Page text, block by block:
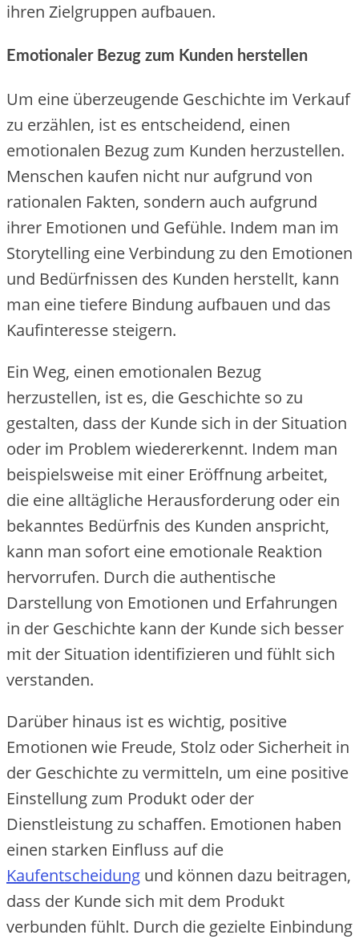
ihren Zielgruppen aufbauen.
Emotionaler Bezug zum Kunden herstellen
Um eine überzeugende Geschichte im Verkauf
zu erzählen, ist es entscheidend, einen
emotionalen Bezug zum Kunden herzustellen.
Menschen kaufen nicht nur aufgrund von
rationalen Fakten, sondern auch aufgrund
ihrer Emotionen und Gefühle. Indem man im
Storytelling eine Verbindung zu den Emotionen
und Bedürfnissen des Kunden herstellt, kann
man eine tiefere Bindung aufbauen und das
Kaufinteresse steigern.
Ein Weg, einen emotionalen Bezug
herzustellen, ist es, die Geschichte so zu
gestalten, dass der Kunde sich in der Situation
oder im Problem wiedererkennt. Indem man
beispielsweise mit einer Eröffnung arbeitet,
die eine alltägliche Herausforderung oder ein
bekanntes Bedürfnis des Kunden anspricht,
kann man sofort eine emotionale Reaktion
hervorrufen. Durch die authentische
Darstellung von Emotionen und Erfahrungen
in der Geschichte kann der Kunde sich besser
mit der Situation identifizieren und fühlt sich
verstanden.
Darüber hinaus ist es wichtig, positive
Emotionen wie Freude, Stolz oder Sicherheit in
der Geschichte zu vermitteln, um eine positive
Einstellung zum Produkt oder der
Dienstleistung zu schaffen. Emotionen haben
einen starken Einfluss auf die
Kaufentscheidung und können dazu beitragen,
dass der Kunde sich mit dem Produkt
verbunden fühlt. Durch die gezielte Einbindung